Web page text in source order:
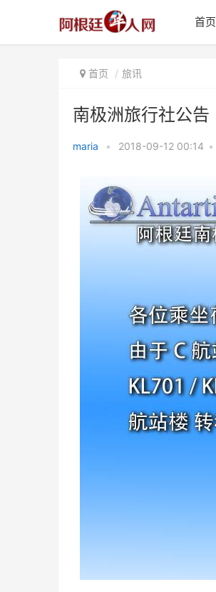
首页
首页 旅讯
南极洲旅行社公告
maria • 2018-09-12 00:14 •